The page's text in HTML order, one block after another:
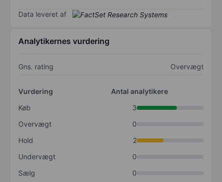
Data leveret af
Analytikernes vurdering
Gns. rating Overvægt
Vurdering
Antal analytikere
Køb
3
Overvægt
0
Hold
2
Undervægt
0
Sælg
0